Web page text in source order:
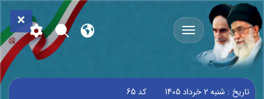
×
تاریخ : شنبه 2 خرداد 1405 کد 65